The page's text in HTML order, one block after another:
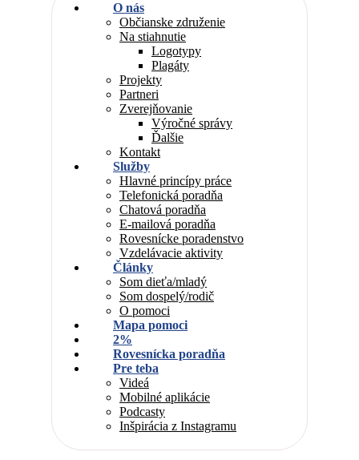
O nás
Občianske združenie
Na stiahnutie
Logotypy
Plagáty
Projekty
Partneri
Zverejňovanie
Výročné správy
Ďalšie
Kontakt
Služby
Hlavné princípy práce
Telefonická poradňa
Chatová poradňa
E-mailová poradňa
Rovesnícke poradenstvo
Vzdelávacie aktivity
Články
Som dieťa/mladý
Som dospelý/rodič
O pomoci
Mapa pomoci
2%
Rovesnícka poradňa
Pre teba
Videá
Mobilné aplikácie
Podcasty
Inšpirácia z Instagramu